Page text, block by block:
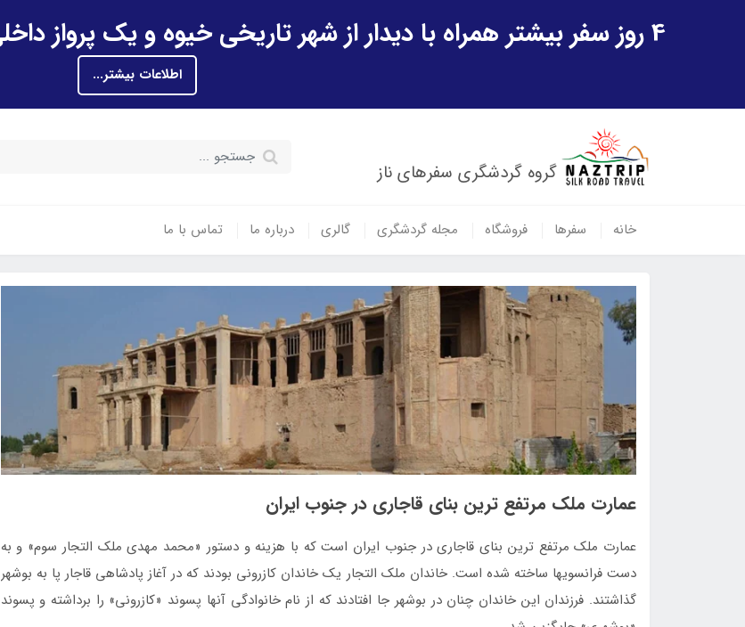
4 روز سفر بیشتر همراه با دیدار از شهر تاریخی خیوه و یک پرواز داخلی ازبکستان هدیه ویژه سفر شهریورماه
اطلاعات بیشتر...
گروه گردشگری سفرهای ناز
خانه سفرها فروشگاه مجله گردشگری گالری درباره ما تماس با ما
عمارت ملک مرتفع‌ ترین بنای قاجاری در جنوب ایران
عمارت ملک مرتفع‌ ترین بنای قاجاری در جنوب ایران است که با هزینه و دستور «محمد مهدی ملک التجار سوم» و به
دست فرانسوی­ها ساخته شده است. خاندان ملک التجار یک خاندان کازرونی بودند که در آغاز پادشاهی قاجار پا به بوشهر
گذاشتند. فرزندان این خاندان چنان در بوشهر جا افتادند که از نام خانوادگی آن‎ها پسوند «کازرونی» را برداشته و پسوند